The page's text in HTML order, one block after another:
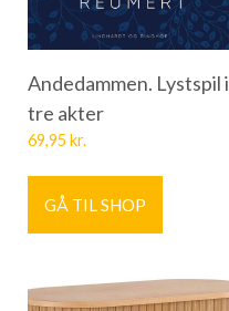
Andedammen. Lystspil i
tre akter
69,95 kr.
GÅ TIL SHOP